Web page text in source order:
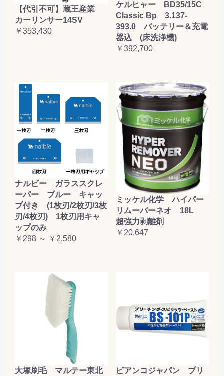
【代引不可】蔵王産業
カーリンサー14SV
￥353,430
ケルヒャー BD35/15C
Classic Bp 3.137-
393.0 バッテリー＆充電
器込 (床洗浄機)
￥392,700
ナルビー ガラススクレ
ーパー ブルー キャッ
プ付き (1枚刃/2枚刃/3枚
刃/4枚刃) 1枚刃用キャ
ップのみ
￥298 ～ ￥2,580
ミッケル化学 ハイパー
リムーバーネオ 18L
超強力剥離剤
￥20,647
大塚刷毛 マルテー東北
ビアンコジャパン ブリ